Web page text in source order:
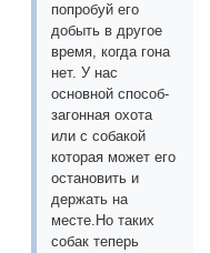
попробуй его
добыть в другое
время, когда гона
нет. У нас
основной способ-
загонная охота
или с собакой
которая может его
остановить и
держать на
месте.Но таких
собак теперь